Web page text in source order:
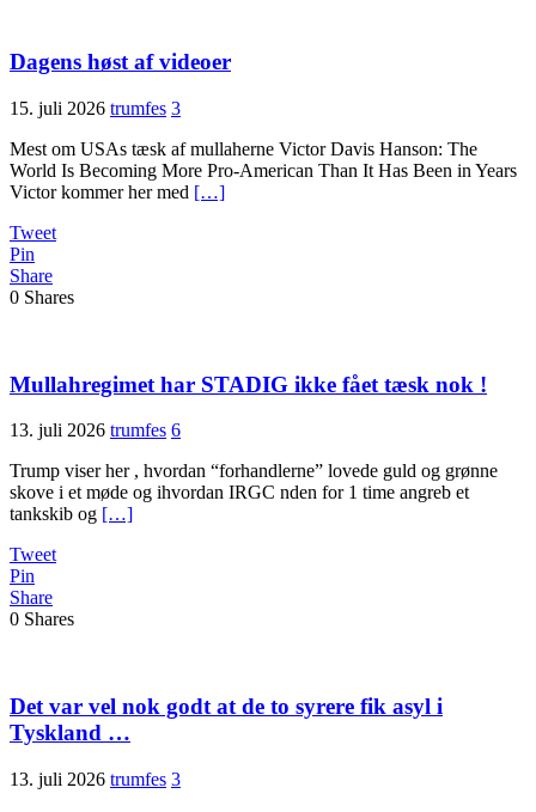
Dagens høst af videoer
15. juli 2026 trumfes 3
Mest om USAs tæsk af mullaherne Victor Davis Hanson: The
World Is Becoming More Pro-American Than It Has Been in Years
Victor kommer her med […]
Tweet
Pin
Share
0 Shares
Mullahregimet har STADIG ikke fået tæsk nok !
13. juli 2026 trumfes 6
Trump viser her , hvordan “forhandlerne” lovede guld og grønne
skove i et møde og ihvordan IRGC nden for 1 time angreb et
tankskib og […]
Tweet
Pin
Share
0 Shares
Det var vel nok godt at de to syrere fik asyl i
Tyskland …
13. juli 2026 trumfes 3